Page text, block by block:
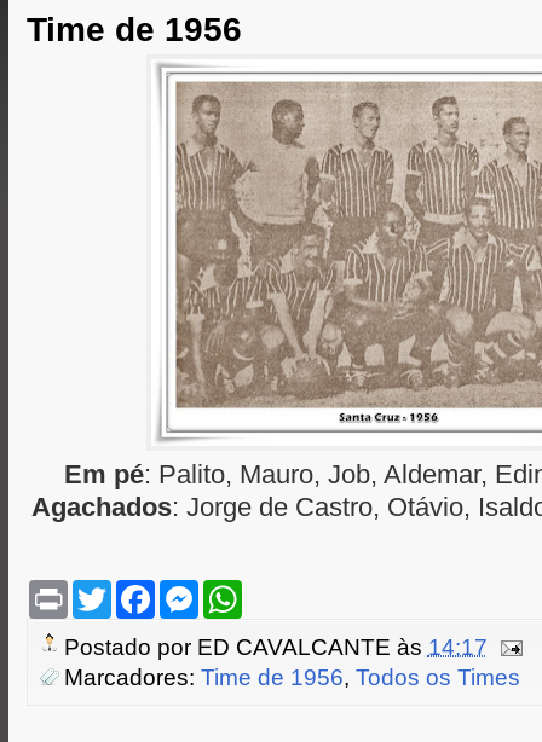
Time de 1956
Em pé: Palito, Mauro, Job, Aldemar,
Agachados: Jorge de Castro, Otávio,
P
n
t
T
w
t
e
F
e
b
o
M
s
e
n
W
t
A
Postado por ED CAVALCANTE às 14:17
Marcadores: Time de 1956, Todos os Times